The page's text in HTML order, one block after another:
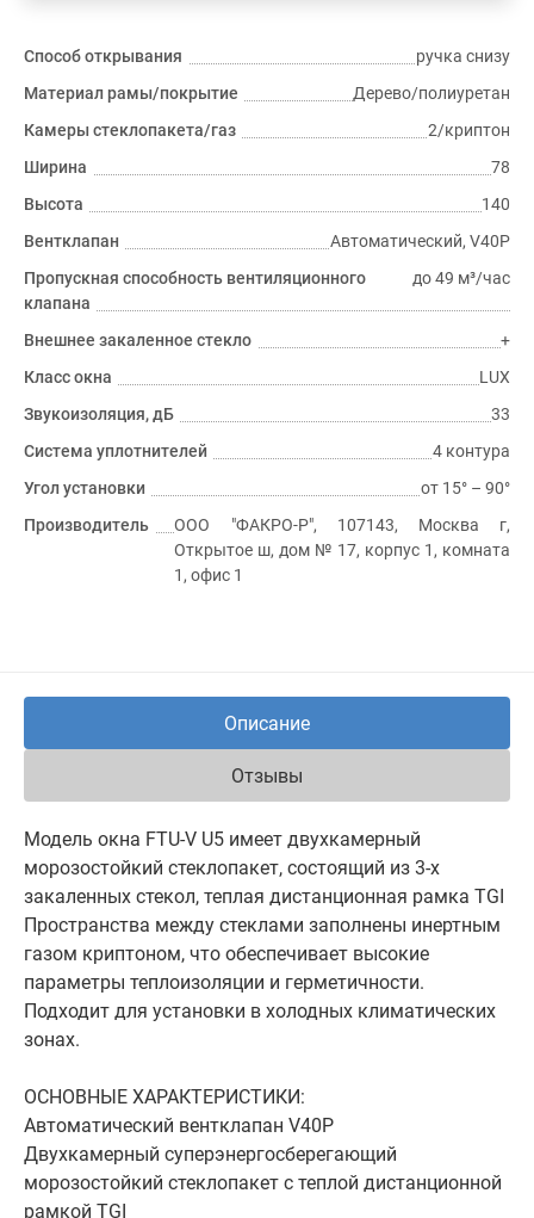
Способ открывания
ручка снизу
Материал рамы/покрытие
Дерево/полиуретан
Камеры стеклопакета/газ
2/криптон
Ширина
78
Высота
140
Вентклапан
Автоматический, V40P
Пропускная способность вентиляционного
клапана
до 49 м³/час
Внешнее закаленное стекло
+
Класс окна
LUX
Звукоизоляция, дБ
33
Система уплотнителей
4 контура
Угол установки
от 15° – 90°
Производитель
ООО "ФАКРО-Р", 107143, Москва г,
Открытое ш, дом № 17, корпус 1, комната
1, офис 1
Описание
Отзывы
Модель окна FTU-V U5 имеет двухкамерный
морозостойкий стеклопакет, состоящий из 3-х
закаленных стекол, теплая дистанционная рамка TGI
Пространства между стеклами заполнены инертным
газом криптоном, что обеспечивает высокие
параметры теплоизоляции и герметичности.
Подходит для установки в холодных климатических
зонах.
ОСНОВНЫЕ ХАРАКТЕРИСТИКИ:
Автоматический вентклапан V40P
Двухкамерный суперэнергосберегающий
морозостойкий стеклопакет с теплой дистанционной
рамкой TGI